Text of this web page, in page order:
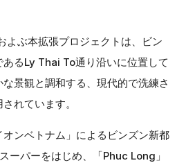
よぶ本拡張プロジェクトは、ビン
あるLy Thai To通り沿いに位置して
景観と調和する、現代的で洗練さ
れています。
ンベトナム」によるビンズン新都
ーパーをはじめ、「Phuc Long」